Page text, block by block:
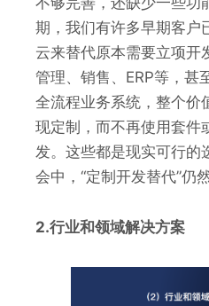
期，我们有许多早期客户
云来替代原本需要立项开
管理、销售、ERP等，甚
全流程业务系统，整个价
现定制，而不再使用套件
发。这些都是现实可行的
会中，“定制开发替代”仍
2.行业和领域解决方案